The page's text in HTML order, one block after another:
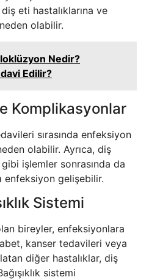
eti hastalıklarına ve
olabilir.
Nedir?
Edilir?
Komplikasyonlar
sırasında enfeksiyon
olabilir. Ayrıca, diş
işlemler sonrasında da
enfeksiyon gelişebilir.
Sistemi
bireyler, enfeksiyonlara
kanser tedavileri veya
diğer hastalıklar, diş
sistemi